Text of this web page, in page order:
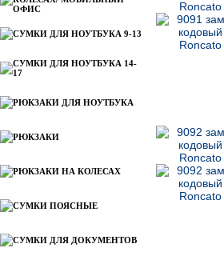
ОФИС
СУМКИ ДЛЯ НОУТБУКА 9-13
СУМКИ ДЛЯ НОУТБУКА 14-
17
РЮКЗАКИ ДЛЯ НОУТБУКА
РЮКЗАКИ
РЮКЗАКИ НА КОЛЕСАХ
СУМКИ ПОЯСНЫЕ
СУМКИ ДЛЯ ДОКУМЕНТОВ